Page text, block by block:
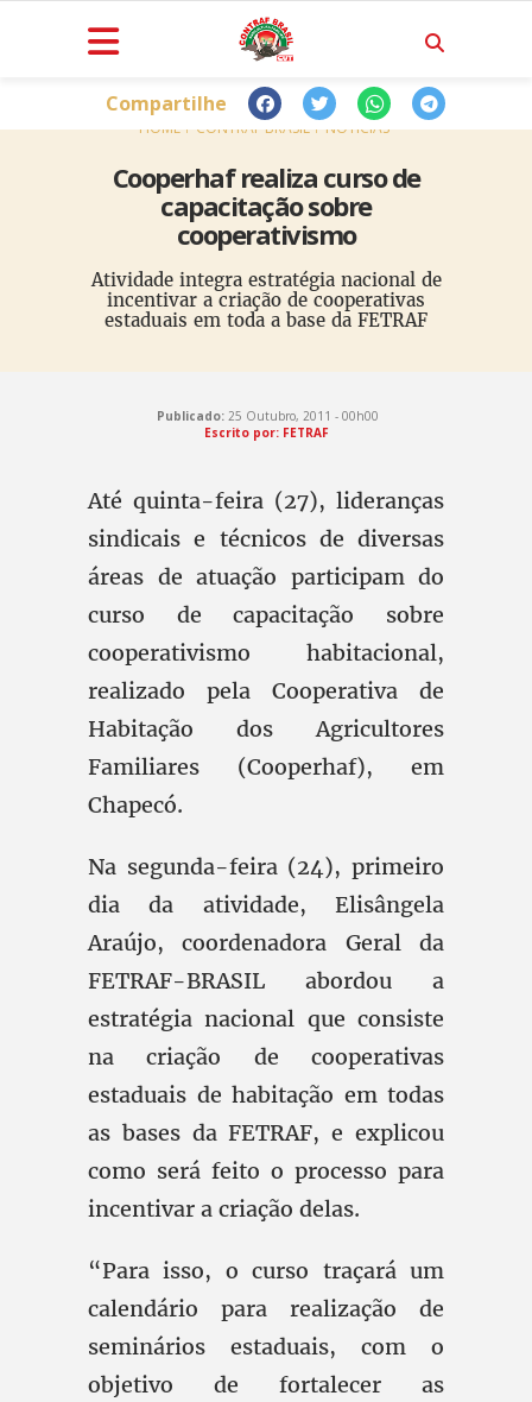
HOME CONTRAF BRASIL NOTÍCIAS
Cooperhaf realiza curso de
capacitação sobre
cooperativismo
Atividade integra estratégia nacional de
incentivar a criação de cooperativas
estaduais em toda a base da FETRAF
Compartilhe
Publicado: 25 Outubro, 2011 - 00h00
Escrito por: FETRAF
Até quinta-feira (27), lideranças
sindicais e técnicos de diversas
áreas de atuação participam do
curso de capacitação sobre
cooperativismo habitacional,
realizado pela Cooperativa de
Habitação dos Agricultores
Familiares (Cooperhaf), em
Chapecó.
Na segunda-feira (24), primeiro
dia da atividade, Elisângela
Araújo, coordenadora Geral da
FETRAF-BRASIL abordou a
estratégia nacional que consiste
na criação de cooperativas
estaduais de habitação em todas
as bases da FETRAF, e explicou
como será feito o processo para
incentivar a criação delas.
“Para isso, o curso traçará um
calendário para realização de
seminários estaduais, com o
objetivo de fortalecer as